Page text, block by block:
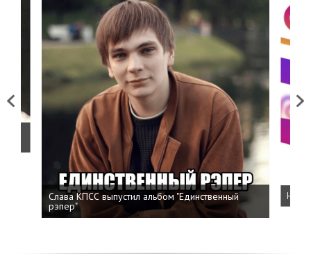
Previous
Слава КПСС выпустил альбом "Единственный
рэпер"
Next